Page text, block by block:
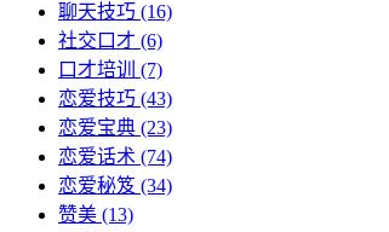
聊天技巧 (16)
社交口才 (6)
口才培训
(7)
恋爱技巧 (43)
恋爱宝典 (23)
恋爱话术 (74)
恋爱秘笈 (34)
赞美 (13)